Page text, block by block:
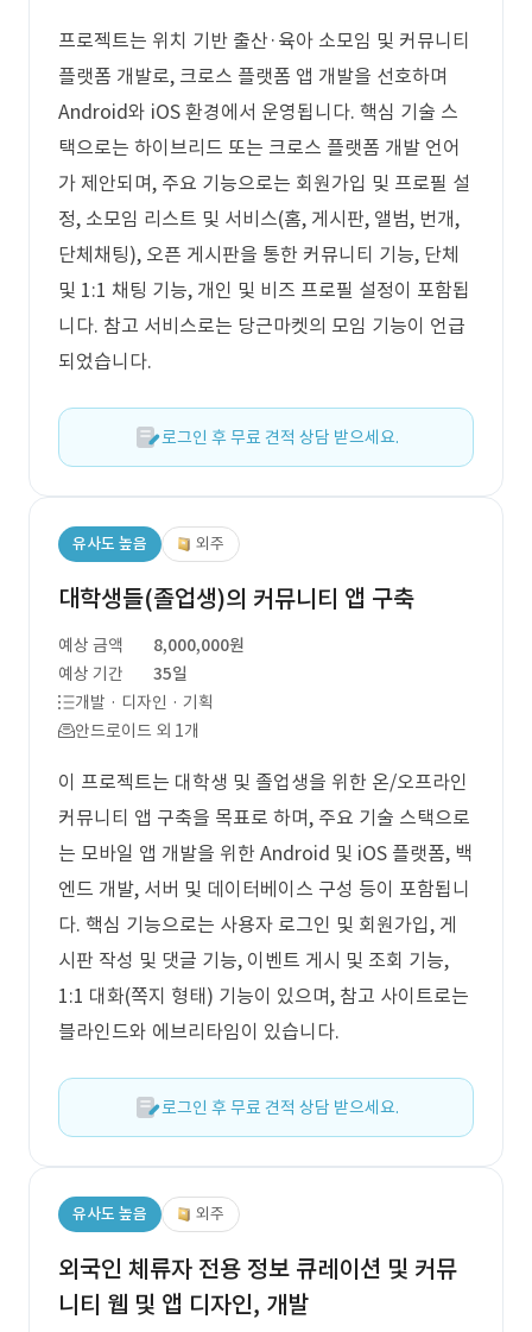
프로젝트는 위치 기반 출산·육아 소모임 및 커뮤니티
플랫폼 개발로, 크로스 플랫폼 앱 개발을 선호하며
Android와 iOS 환경에서 운영됩니다. 핵심 기술 스
택으로는 하이브리드 또는 크로스 플랫폼 개발 언어
가 제안되며, 주요 기능으로는 회원가입 및 프로필 설
정, 소모임 리스트 및 서비스(홈, 게시판, 앨범, 번개,
단체채팅), 오픈 게시판을 통한 커뮤니티 기능, 단체
및 1:1 채팅 기능, 개인 및 비즈 프로필 설정이 포함됩
니다. 참고 서비스로는 당근마켓의 모임 기능이 언급
되었습니다.
로그인 후 무료 견적 상담 받으세요.
유사도 높음 외주
대학생들(졸업생)의 커뮤니티 앱 구축
예상 금액
8,000,000원
예상 기간
35일
개발 · 디자인 · 기획
안드로이드 외 1개
이 프로젝트는 대학생 및 졸업생을 위한 온/오프라인
커뮤니티 앱 구축을 목표로 하며, 주요 기술 스택으로
는 모바일 앱 개발을 위한 Android 및 iOS 플랫폼, 백
엔드 개발, 서버 및 데이터베이스 구성 등이 포함됩니
다. 핵심 기능으로는 사용자 로그인 및 회원가입, 게
시판 작성 및 댓글 기능, 이벤트 게시 및 조회 기능,
1:1 대화(쪽지 형태) 기능이 있으며, 참고 사이트로는
블라인드와 에브리타임이 있습니다.
로그인 후 무료 견적 상담 받으세요.
유사도 높음 외주
외국인 체류자 전용 정보 큐레이션 및 커뮤
니티 웹 및 앱 디자인, 개발